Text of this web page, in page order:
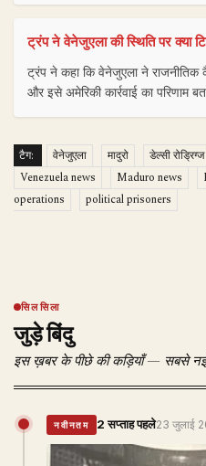
ट्रंप ने वेनेजुएला की स्थिति पर क्या
ट्रंप ने कहा कि वेनेजुएला ने राजनीतिक
और इसे अमेरिकी कार्रवाई का परिणाम
टैग: वेनेजुएला मादुरो डेल्सी रोड्रिग्ज
Venezuela news
Maduro news
operations
political prisoners
सिलसिला
जुड़े बिंदु
इस ख़बर के पीछे की कड़ियाँ — सबसे
नवीनतम 2 सप्ताह पहले23 जुलाई